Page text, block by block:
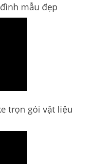
mẫu đẹp
trọn gói vật liệu